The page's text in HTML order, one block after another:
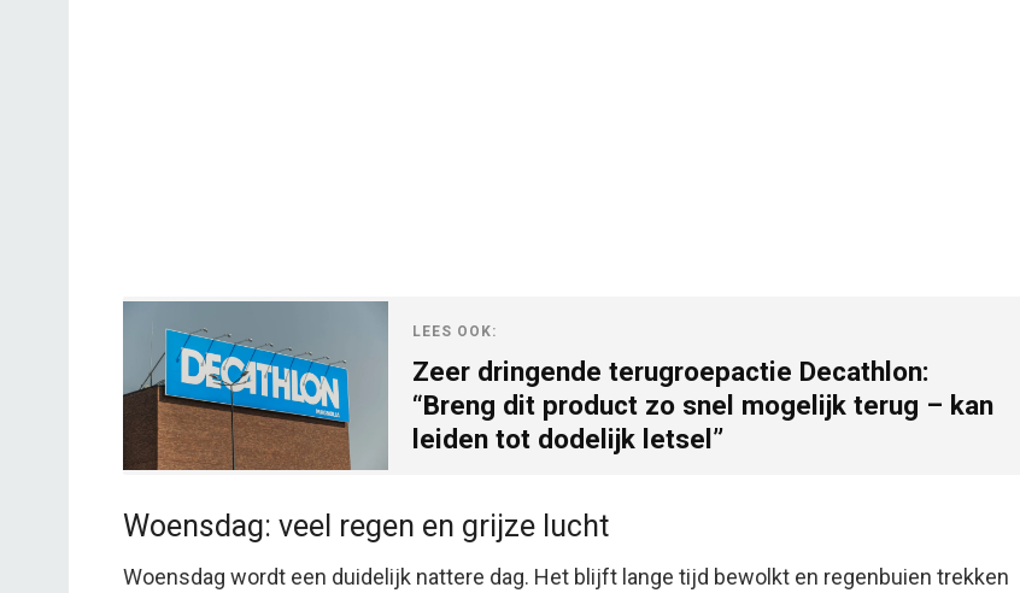
LEES OOK:
Zeer dringende terugroepactie Decathlon:
“Breng dit product zo snel mogelijk terug – kan
leiden tot dodelijk letsel”
Woensdag: veel regen en grijze lucht
Woensdag wordt een duidelijk nattere dag. Het blijft lange tijd bewolkt en regenbuien trekken